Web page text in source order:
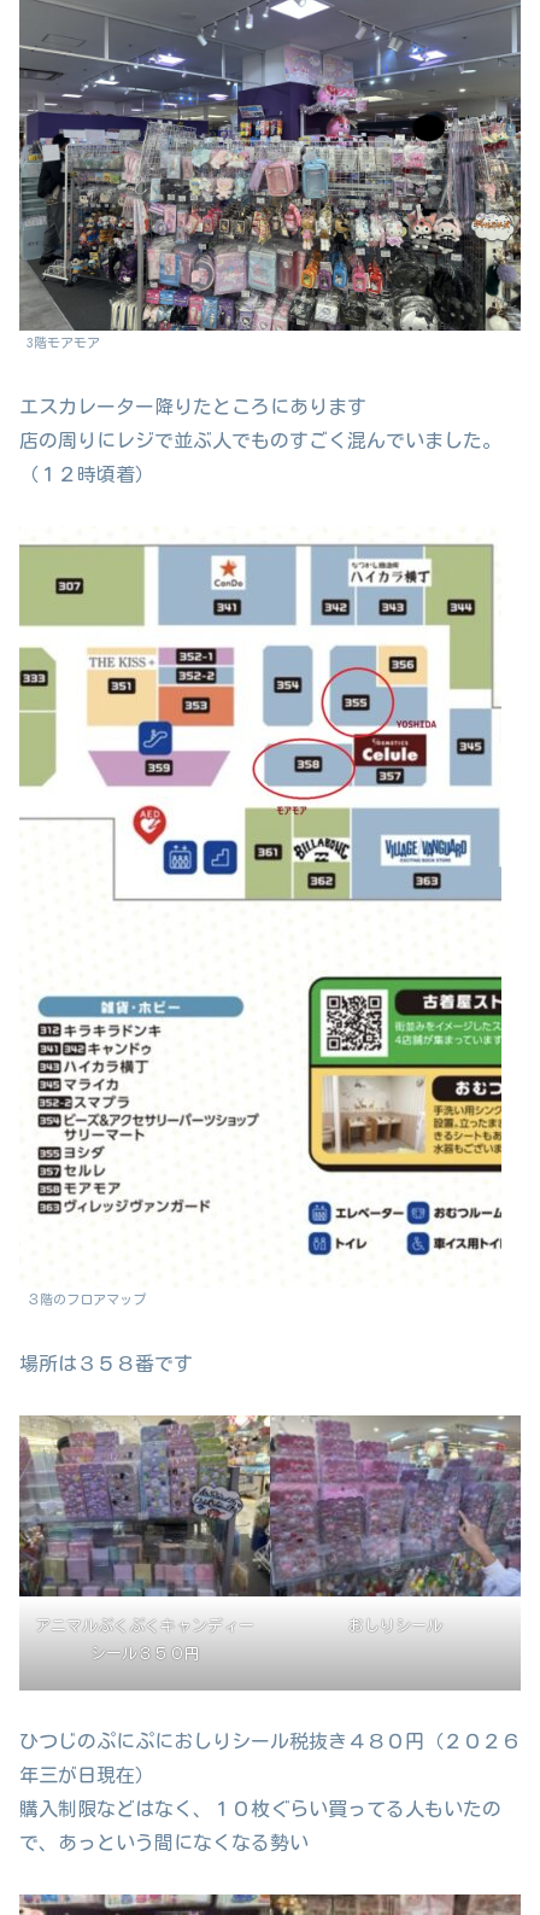
3階モアモア
エスカレーター降りたところにあります
店の周りにレジで並ぶ人でものすごく混んでいました。
（１２時頃着）
３階のフロアマップ
場所は３５８番です
アニマルぷくぷくキャンディー
シール３５０円
おしりシール
ひつじのぷにぷにおしりシール税抜き４８０円（２０２６
年三が日現在）
購入制限などはなく、１０枚ぐらい買ってる人もいたの
で、あっという間になくなる勢い